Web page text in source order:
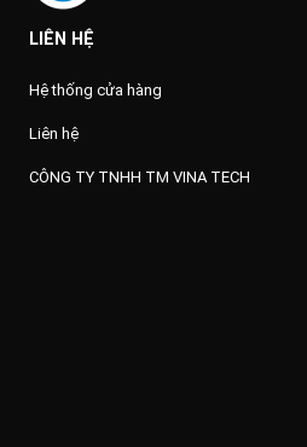
LIÊN HỆ
Hệ thống cửa hàng
Liên hệ
CÔNG TY TNHH TM VINA TECH